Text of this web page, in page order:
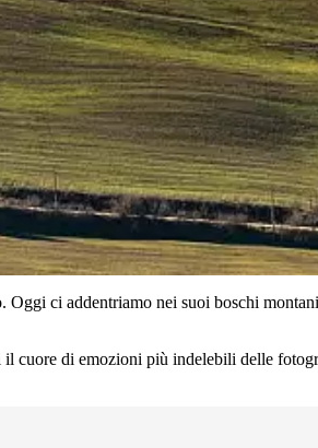
ci addentriamo nei suoi boschi
cuore di emozioni più indelebili delle